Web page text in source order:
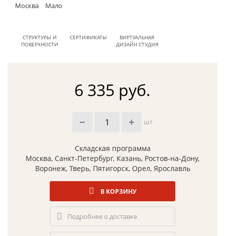
Москва Мало
СТРУКТУРЫ И
ПОВЕРХНОСТИ
СЕРТИФИКАТЫ
ВИРТУАЛЬНАЯ
ДИЗАЙН СТУДИЯ
6 335 руб.
шт
Складская программа
Москва, Санкт-Петербург, Казань, Ростов-на-Дону,
Воронеж, Тверь, Пятигорск, Орел, Ярославль
В КОРЗИНУ
Подробнее о доставке